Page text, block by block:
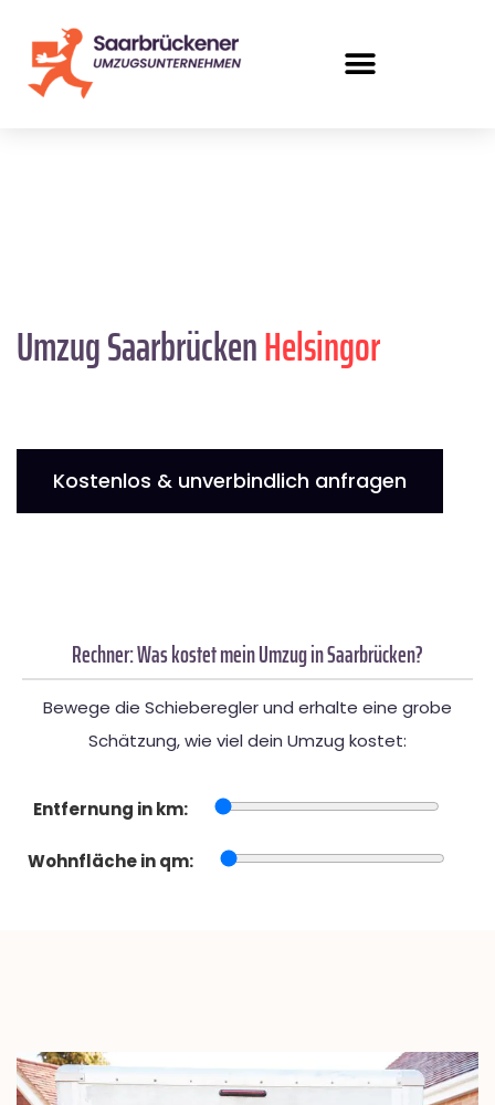
Umzug SaarbrückenHelsingor
Kostenlos & unverbindlich anfragen
Rechner: Was kostet mein Umzug in Saarbrücken?
Bewege die Schieberegler und erhalte eine grobe
Schätzung, wie viel dein Umzug kostet:
Entfernung in km:
Wohnfläche in qm: